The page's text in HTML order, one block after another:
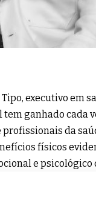
executivo em
ganhado cada
da
físicos
e psicológico